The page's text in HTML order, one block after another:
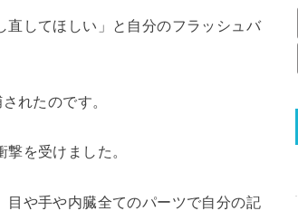
してほしい」と自分のフラッシュバ
れたのです。
を受けました。
目や手や内臓全てのパーツで自分の記